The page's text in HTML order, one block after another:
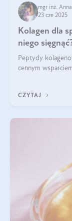
mgr inż.
23 cze 2025
Kolagen dla
niego
Peptydy
cennym
CZYTAJ